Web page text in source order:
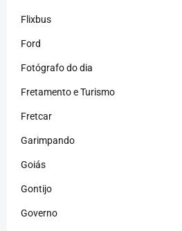
Flixbus
Ford
Fotógrafo do dia
Fretamento e Turismo
Fretcar
Garimpando
Goiás
Gontijo
Governo